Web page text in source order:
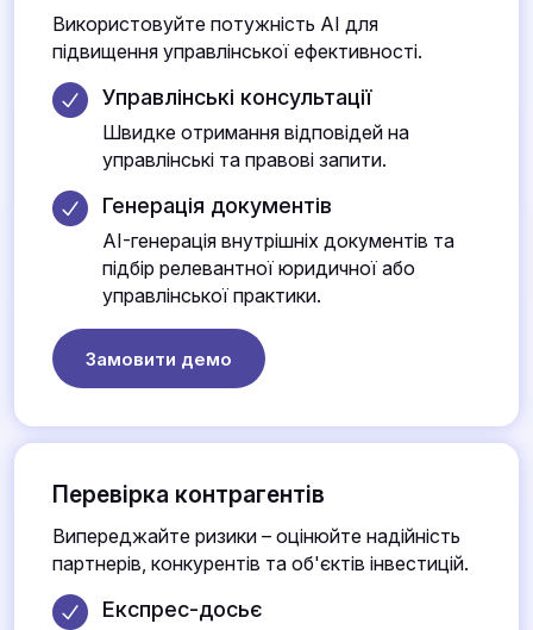
Використовуйте потужність AI для
підвищення управлінської ефективності.
Управлінські консультації
Швидке отримання відповідей на
управлінські та правові запити.
Генерація документів
AI-генерація внутрішніх документів та
підбір релевантної юридичної або
управлінської практики.
Замовити демо
Перевірка контрагентів
Випереджайте ризики – оцінюйте надійність
партнерів, конкурентів та об'єктів інвестицій.
Експрес-досьє